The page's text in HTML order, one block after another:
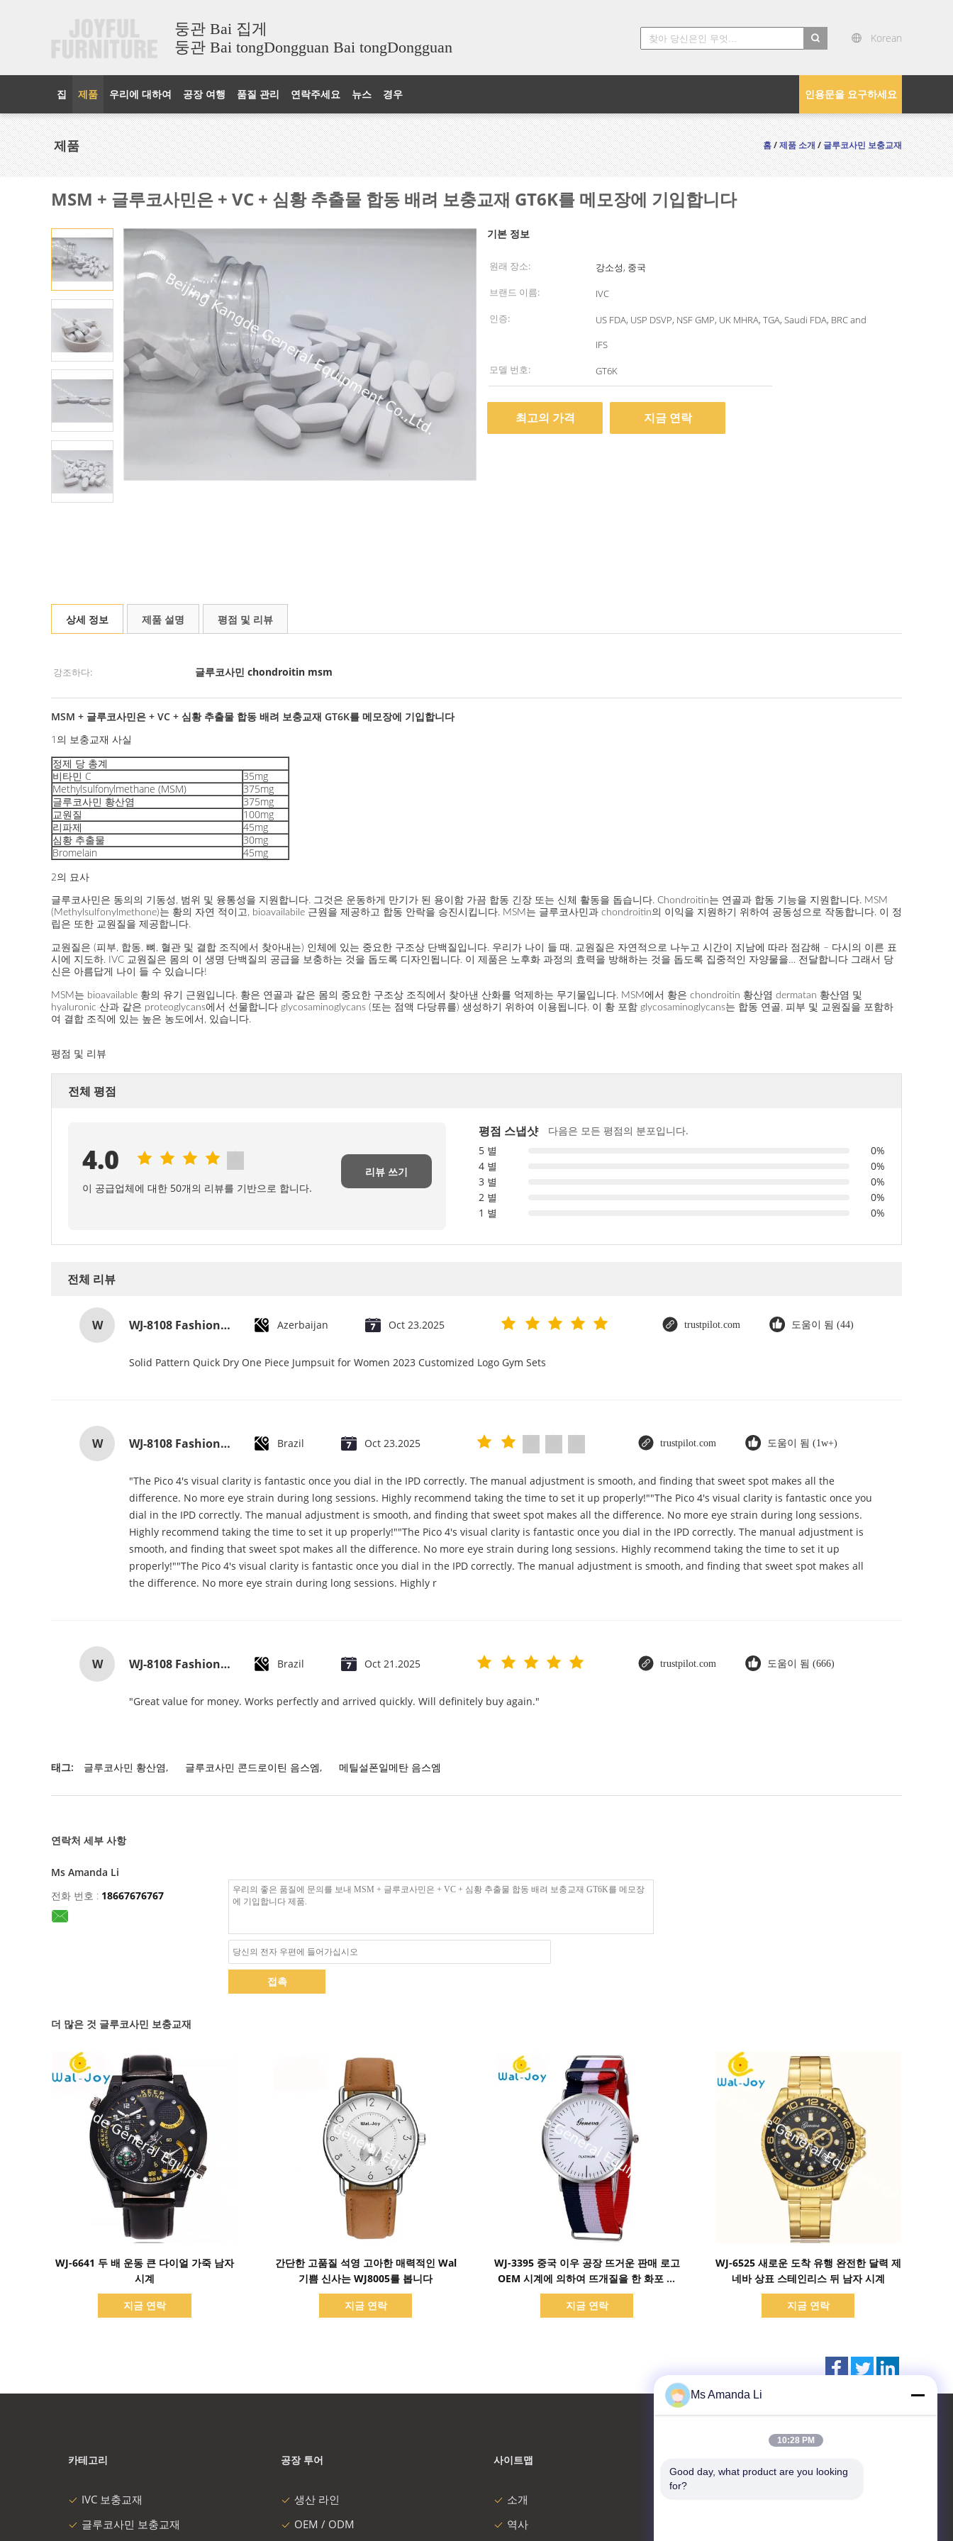
둥관 Bai 집게
둥관 Bai tongDongguan Bai tongDongguan
Korean
인용문을 요구하세요
집 제품 우리에 대하여 공장 여행 품질 관리 연락주세요 뉴스 경우
제품 홈/제품 소개/글루코사민 보충교재
MSM + 글루코사민은 + VC + 심황 추출물 합동 배려 보충교재 GT6K를 메모장에 기입합니다
기본 정보
원래 장소:
강소성, 중국
브랜드 이름:
IVC
인증:
US FDA, USP DSVP, NSF GMP, UK MHRA, TGA, Saudi FDA, BRC and
IFS
모델 번호:
GT6K
최고의 가격 지금 연락
상세 정보 제품 설명 평점 및 리뷰
강조하다: 글루코사민 chondroitin msm
MSM + 글루코사민은 + VC + 심황 추출물 합동 배려 보충교재 GT6K를 메모장에 기입합니다
1의 보충교재 사실
정제 당 총계
비타민 C
35mg
Methylsulfonylmethane (MSM)
375mg
글루코사민 황산염
375mg
교원질
100mg
리파제
45mg
심황 추출물
30mg
Bromelain
45mg
2의 묘사
글루코사민은 동의의 기동성, 범위 및 융통성을 지원합니다. 그것은 운동하게 만기가 된 용이함 가끔 합동 긴장 또는 신체 활동을 돕습니다. Chondroitin는 연골과 합동 기능을 지원합니다. MSM
(Methylsulfonylmethone)는 황의 자연 적이고, bioavailabile 근원을 제공하고 합동 안락을 승진시킵니다. MSM는 글루코사민과 chondroitin의 이익을 지원하기 위하여 공동성으로 작동합니다. 이 정
립은 또한 교원질을 제공합니다.
교원질은 (피부, 합동, 뼈, 혈관 및 결합 조직에서 찾아내는) 인체에 있는 중요한 구조상 단백질입니다. 우리가 나이 들 때, 교원질은 자연적으로 나누고 시간이 지남에 따라 점감해 – 다시의 이른 표
시에 지도하. IVC 교원질은 몸의 이 생명 단백질의 공급을 보충하는 것을 돕도록 디자인됩니다. 이 제품은 노후화 과정의 효력을 방해하는 것을 돕도록 집중적인 자양물을… 전달합니다 그래서 당
신은 아름답게 나이 들 수 있습니다!
MSM는 bioavailable 황의 유기 근원입니다. 황은 연골과 같은 몸의 중요한 구조상 조직에서 찾아낸 산화를 억제하는 무기물입니다. MSM에서 황은 chondroitin 황산염 dermatan 황산염 및
hyaluronic 산과 같은 proteoglycans에서 선물합니다 glycosaminoglycans (또는 점액 다당류를) 생성하기 위하여 이용됩니다. 이 황 포함 glycosaminoglycans는 합동 연골, 피부 및 교원질을 포함하
여 결합 조직에 있는 높은 농도에서, 있습니다.
평점 및 리뷰
전체 평점
4.0
이 공급업체에 대한 50개의 리뷰를 기반으로 합니다.
리뷰 쓰기
평점 스냅샷
다음은 모든 평점의 분포입니다.
5 별
0%
4 별
0%
3 별
0%
2 별
0%
1 별
0%
전체 리뷰
W WJ-8108 Fashionable Simple Men's Watch Waterproof High-quality Quartz watch High-grade Small MOQ OEM watch Azerbaijan Oct 23.2025 trustpilot.com 도움이 됨 (44)
Solid Pattern Quick Dry One Piece Jumpsuit for Women 2023 Customized Logo Gym Sets
W WJ-8108 Fashionable Simple Men's Watch Waterproof High-quality Quartz watch High-grade Small MOQ OEM watch Brazil Oct 23.2025 trustpilot.com 도움이 됨 (1w+)
"The Pico 4's visual clarity is fantastic once you dial in the IPD correctly. The manual adjustment is smooth, and finding that sweet spot makes all the
difference. No more eye strain during long sessions. Highly recommend taking the time to set it up properly!""The Pico 4's visual clarity is fantastic once you
dial in the IPD correctly. The manual adjustment is smooth, and finding that sweet spot makes all the difference. No more eye strain during long sessions.
Highly recommend taking the time to set it up properly!""The Pico 4's visual clarity is fantastic once you dial in the IPD correctly. The manual adjustment is
smooth, and finding that sweet spot makes all the difference. No more eye strain during long sessions. Highly recommend taking the time to set it up
properly!""The Pico 4's visual clarity is fantastic once you dial in the IPD correctly. The manual adjustment is smooth, and finding that sweet spot makes all
the difference. No more eye strain during long sessions. Highly r
W WJ-8108 Fashionable Simple Men's Watch Waterproof High-quality Quartz watch High-grade Small MOQ OEM watch Brazil Oct 21.2025 trustpilot.com 도움이 됨 (666)
"Great value for money. Works perfectly and arrived quickly. Will definitely buy again."
태그: 글루코사민 황산염, 글루코사민 콘드로이틴 음스엠, 메틸설폰일메탄 음스엠
연락처 세부 사항
Ms Amanda Li
전화 번호 : 18667676767
접촉
더 많은 것 글루코사민 보충교재
WJ-6641 두 배 운동 큰 다이얼 가죽 남자
시계
지금 연락
간단한 고품질 석영 고아한 매력적인 Wal
기쁨 신사는 WJ8005를 봅니다
지금 연락
WJ-3395 중국 이우 공장 뜨거운 판매 로고
OEM 시계에 의하여 뜨개질을 한 화포 나
일론 줄무늬 유행 제네바는 남자 선전용 손
목 시계를 봅니다
지금 연락
WJ-6525 새로운 도착 유행 완전한 달력 제
네바 상표 스테인리스 뒤 남자 시계
지금 연락
카테고리
IVC 보충교재
글루코사민 보충교재
공장 투어
생산 라인
OEM / ODM
사이트맵
소개
역사
Ms Amanda Li
10:28 PM
Good day, what product are you looking
for?